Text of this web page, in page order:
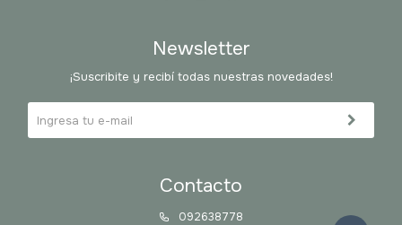
Contacto
092638778
Newsletter
¡Suscribite y recibí todas nuestras novedades!